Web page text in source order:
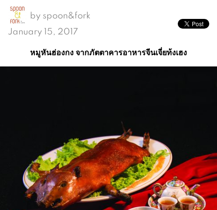
by spoon&fork
January 15, 2017
หมูหันฮ่องกงจากภัตตาคารอาหารจีนเจี่ยท้งเฮง